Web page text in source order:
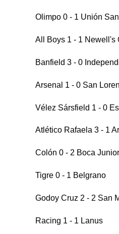
Olimpo 0 - 1 Unión
All Boys 1 - 1 Newell's
Banfield 3 - 0
Arsenal 1 - 0 San
Vélez Sársfield 1 - 0
Atlético Rafaela 3 - 1
Colón 0 - 2 Boca
Tigre 0 - 1 Belgrano
Godoy Cruz 2 - 2 San
Racing 1 - 1 Lanus